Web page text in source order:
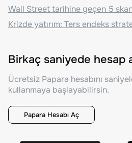
Wall Street tarihine geçen 5
Krizde yatırım: Ters endeks
Birkaç saniyede hesap
Ücretsiz Papara hesabını
kullanmaya başlayabilirsin.
Papara Hesabı Aç